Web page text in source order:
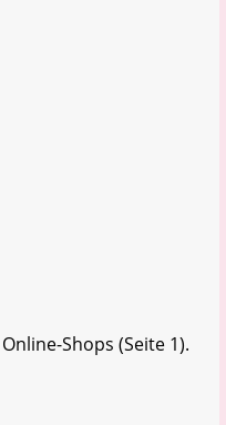
Shops (Seite 1).